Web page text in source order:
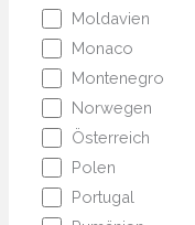
Moldavien
Monaco
Montenegro
Norwegen
Österreich
Polen
Portugal